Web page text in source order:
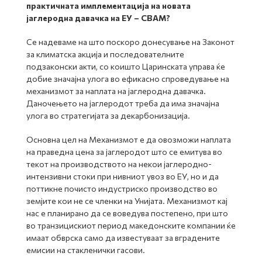
практичната имплементација на новата
јаглеродна давачка на ЕУ – CBAM?
Се надеваме на што поскоро донесување на Законот
за климатска акција и последователните
подзаконски акти, со коишто Царинската управа ќе
добие значајна улога во ефикасно спроведување на
механизмот за наплата на јаглеродна давачка.
Даночењето на јаглеродот треба да има значајна
улога во стратегијата за декарбонизација.
Основна цел на Механизмот е да овозможи наплата
на праведна цена за јаглеродот што се емитува во
текот на производството на некои јаглеродно-
интензивни стоки при нивниот увоз во ЕУ, но и да
поттикне почисто индустриско производство во
земјите кои не се членки на Унијата. Механизмот кај
нас е планирано да се воведува постепено, при што
во транзицискиот период македонските компании ќе
имаат обврска само да известуваат за вградените
емисии на стакленички гасови.